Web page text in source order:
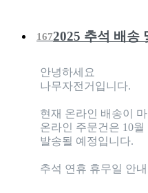
1672025 추석 배송
안녕하세요
나무자전거입니다.
현재 온라인 배송이
온라인 주문건은 10
발송될 예정입니다.
추석 연휴 휴무일 안